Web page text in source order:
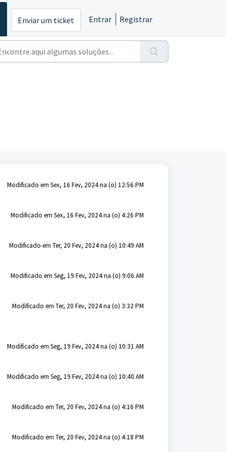
Enviar um ticket Entrar Registrar
Modificado em Sex, 16 Fev, 2024 na (o) 12:56 PM
Modificado em Sex, 16 Fev, 2024 na (o) 4:26 PM
Modificado em Ter, 20 Fev, 2024 na (o) 10:49 AM
Modificado em Seg, 19 Fev, 2024 na (o) 9:06 AM
Modificado em Ter, 20 Fev, 2024 na (o) 3:32 PM
Modificado em Seg, 19 Fev, 2024 na (o) 10:31 AM
Modificado em Seg, 19 Fev, 2024 na (o) 10:40 AM
Modificado em Ter, 20 Fev, 2024 na (o) 4:16 PM
Modificado em Ter, 20 Fev, 2024 na (o) 4:18 PM